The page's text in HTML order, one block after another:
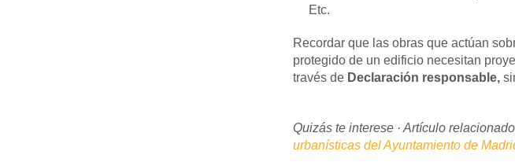
Etc.
Recordar que las obras que actúan
protegido de un edificio necesitan
través de Declaración responsable,
Quizás te interese · Artículo
urbanísticas del Ayuntamiento de